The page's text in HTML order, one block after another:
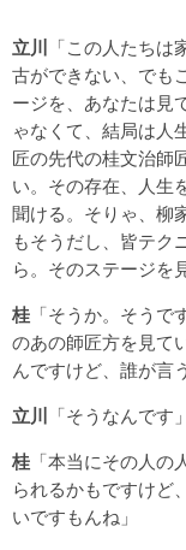
立川
「この人たち
古ができない、でも
ージを、あなたは見
ゃなくて、結局は人
匠の先代の桂文治師
い。その存在、人生
聞ける。そりゃ、柳
もそうだし、皆テク
ら。そのステージを
桂 「そうか。そう
のあの師匠方を見て
んですけど、誰が言
立川 「そうなんです」
桂 「本当にその人
られるかもですけど
いですもんね」